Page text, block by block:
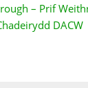
– Prif
DACW